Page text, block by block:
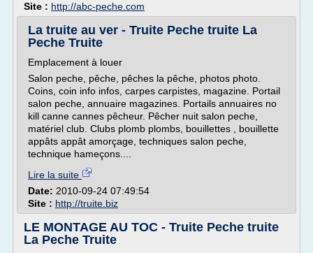
Site : http://abc-peche.com
La truite au ver - Truite Peche truite La
Peche Truite
Emplacement à louer
Salon peche, pêche, pêches la pêche, photos photo.
Coins, coin info infos, carpes carpistes, magazine. Portail
salon peche, annuaire magazines. Portails annuaires no
kill canne cannes pêcheur. Pêcher nuit salon peche,
matériel club. Clubs plomb plombs, bouillettes , bouillette
appâts appât amorçage, techniques salon peche,
technique hameçons....
Lire la suite
Date: 2010-09-24 07:49:54
Site : http://truite.biz
LE MONTAGE AU TOC - Truite Peche truite
La Peche Truite